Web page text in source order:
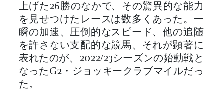
上げた26勝のなかで、その驚異的な能力
を見せつけたレースは数多くあった。一
瞬の加速、圧倒的なスピード、他の追随
を許さない支配的な競馬、それが顕著に
表れたのが、2022/23シーズンの始動戦と
なったG2・ジョッキークラブマイルだっ
た。